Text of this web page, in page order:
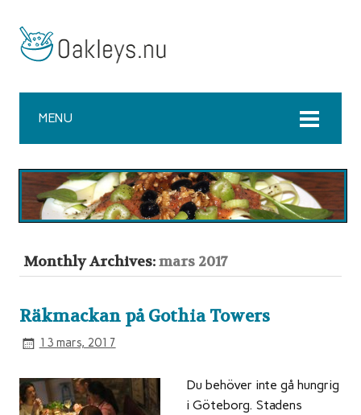
MENU
Monthly Archives:mars 2017
Räkmackan på Gothia Towers
13 mars, 2017
Du behöver inte gå hungrig
i Göteborg. Stadens